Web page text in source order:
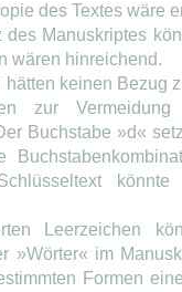
des Textes wäre
des Manuskriptes
wären hinreichend.
hätten keinen Bezug
zur Vermeidung
Buchstabe »d«
könnte
Leerzeichen
»Wörter« im
Formen